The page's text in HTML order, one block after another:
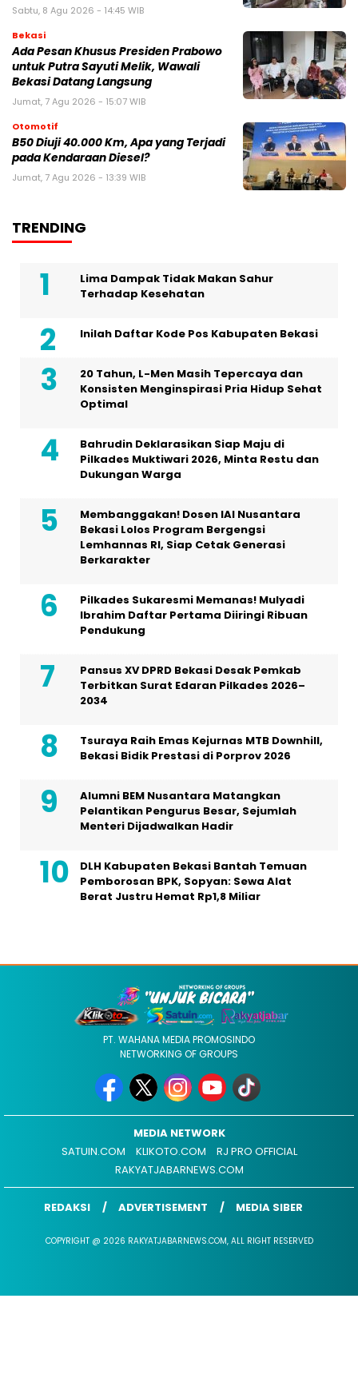
Sabtu, 8 Agu 2026 - 14:45 WIB
Bekasi
Ada Pesan Khusus Presiden Prabowo
untuk Putra Sayuti Melik, Wawali
Bekasi Datang Langsung
Jumat, 7 Agu 2026 - 15:07 WIB
Otomotif
B50 Diuji 40.000 Km, Apa yang Terjadi
pada Kendaraan Diesel?
Jumat, 7 Agu 2026 - 13:39 WIB
TRENDING
Lima Dampak Tidak Makan Sahur
Terhadap Kesehatan
Inilah Daftar Kode Pos Kabupaten Bekasi
20 Tahun, L-Men Masih Tepercaya dan
Konsisten Menginspirasi Pria Hidup Sehat
Optimal
Bahrudin Deklarasikan Siap Maju di
Pilkades Muktiwari 2026, Minta Restu dan
Dukungan Warga
Membanggakan! Dosen IAI Nusantara
Bekasi Lolos Program Bergengsi
Lemhannas RI, Siap Cetak Generasi
Berkarakter
Pilkades Sukaresmi Memanas! Mulyadi
Ibrahim Daftar Pertama Diiringi Ribuan
Pendukung
Pansus XV DPRD Bekasi Desak Pemkab
Terbitkan Surat Edaran Pilkades 2026–
2034
Tsuraya Raih Emas Kejurnas MTB Downhill,
Bekasi Bidik Prestasi di Porprov 2026
Alumni BEM Nusantara Matangkan
Pelantikan Pengurus Besar, Sejumlah
Menteri Dijadwalkan Hadir
DLH Kabupaten Bekasi Bantah Temuan
Pemborosan BPK, Sopyan: Sewa Alat
Berat Justru Hemat Rp1,8 Miliar
PT. WAHANA MEDIA PROMOSINDO
NETWORKING OF GROUPS
MEDIA NETWORK
SATUIN.COM
KLIKOTO.COM
RJ PRO OFFICIAL
RAKYATJABARNEWS.COM
REDAKSI ADVERTISEMENT MEDIA SIBER
COPYRIGHT @ 2026 RAKYATJABARNEWS.COM, ALL RIGHT RESERVED